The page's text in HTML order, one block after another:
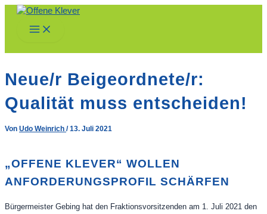
Zum
springen
Main
Menu
Neue/r Beigeordnete/r:
Qualität muss entscheiden!
Von Udo Weinrich /13. Juli 2021
„OFFENE KLEVER“ WOLLEN
ANFORDERUNGSPROFIL SCHÄRFEN
Bürgermeister Gebing hat den Fraktionsvorsitzenden am 1. Juli 2021 den